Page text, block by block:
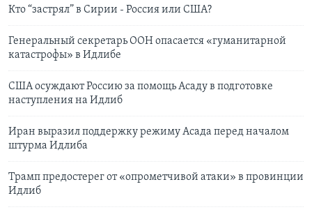
Кто “застрял” в Сирии - Россия или США?
Генеральный секретарь ООН опасается «гуманитарной
катастрофы» в Идлибе
США осуждают Россию за помощь Асаду в подготовке
наступления на Идлиб
Иран выразил поддержку режиму Асада перед началом
штурма Идлиба
Трамп предостерег от «опрометчивой атаки» в провинции
Идлиб